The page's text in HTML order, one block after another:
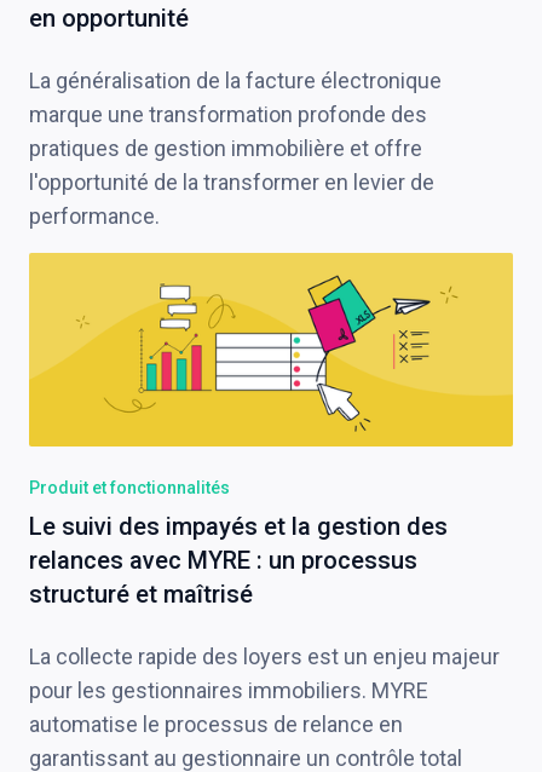
en opportunité
La généralisation de la facture électronique
marque une transformation profonde des
pratiques de gestion immobilière et offre
l'opportunité de la transformer en levier de
performance.
Produit et fonctionnalités
Le suivi des impayés et la gestion des
relances avec MYRE : un processus
structuré et maîtrisé
La collecte rapide des loyers est un enjeu majeur
pour les gestionnaires immobiliers. MYRE
automatise le processus de relance en
garantissant au gestionnaire un contrôle total